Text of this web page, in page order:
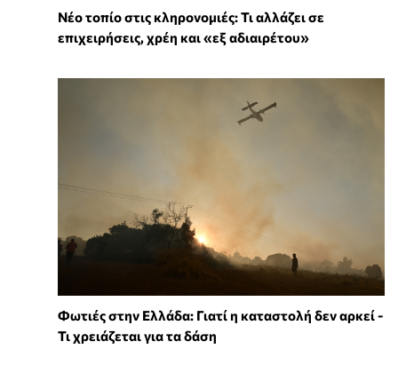
Νέο τοπίο στις κληρονομιές: Τι αλλάζει σε
επιχειρήσεις, χρέη και «εξ αδιαιρέτου»
Φωτιές στην Ελλάδα: Γιατί η καταστολή δεν αρκεί -
Τι χρειάζεται για τα δάση